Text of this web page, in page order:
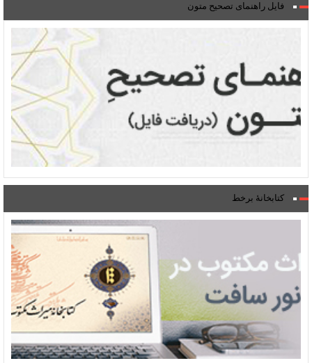
فایل راهنمای تصحیح متون
کتابخانۀ برخط